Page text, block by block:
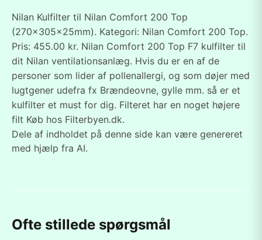
Nilan Kulfilter til Nilan Comfort 200 Top
(270x305x25mm). Kategori: Nilan Comfort 200 Top.
Pris: 455.00 kr. Nilan Comfort 200 Top F7 kulfilter til
dit Nilan ventilationsanlæg. Hvis du er en af de
personer som lider af pollenallergi, og som døjer med
lugtgener udefra fx Brændeovne, gylle mm. så er et
kulfilter et must for dig. Filteret har en noget højere
filt Køb hos Filterbyen.dk.
Dele af indholdet på denne side kan være genereret
med hjælp fra AI.
Ofte stillede spørgsmål